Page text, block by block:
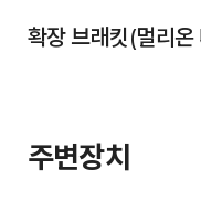
확장 브래킷(멀리온
주변장치